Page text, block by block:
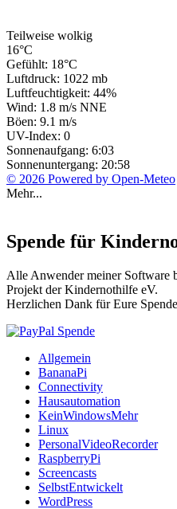
Teilweise wolkig
16°C
Gefühlt: 18°C
Luftdruck: 1022 mb
Luftfeuchtigkeit: 44%
Wind: 1.8 m/s NNE
Böen: 9.1 m/s
UV-Index: 0
Sonnenaufgang: 6:03
Sonnenuntergang: 20:58
© 2026 Powered by Open-Meteo
Mehr...
Spende für
Alle Anwender meiner Software
Projekt der Kindernothilfe eV.
Herzlichen Dank für Eure
Allgemein
BananaPi
Connectivity
Hausautomation
KeinWindowsMehr
Linux
PersonalVideoRecorder
RaspberryPi
Screencasts
SelbstEntwickelt
WordPress